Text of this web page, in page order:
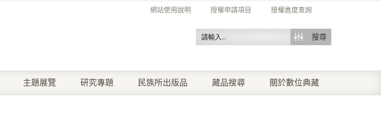
網站使用說明 授權申請項目 授權進度查詢
搜尋
主題展覽 研究專題 民族所出版品 藏品搜尋 關於數位典藏